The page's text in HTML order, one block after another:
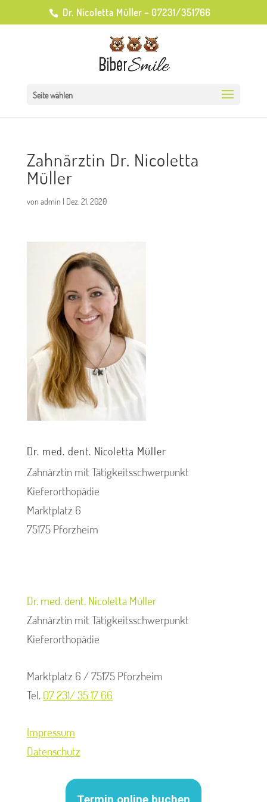
Dr. Nicoletta Müller – 07231/351766
Seite wählen
Zahnärztin Dr. Nicoletta
Müller
von admin | Dez. 21, 2020
Dr. med. dent. Nicoletta Müller
Zahnärztin mit Tätigkeitsschwerpunkt
Kieferorthopädie
Marktplatz 6
75175 Pforzheim
Dr. med. dent. Nicoletta Müller
Zahnärztin mit Tätigkeitsschwerpunkt
Kieferorthopädie
Marktplatz 6 / 75175 Pforzheim
Tel. 07 231/ 35 17 66
Impressum
Datenschutz